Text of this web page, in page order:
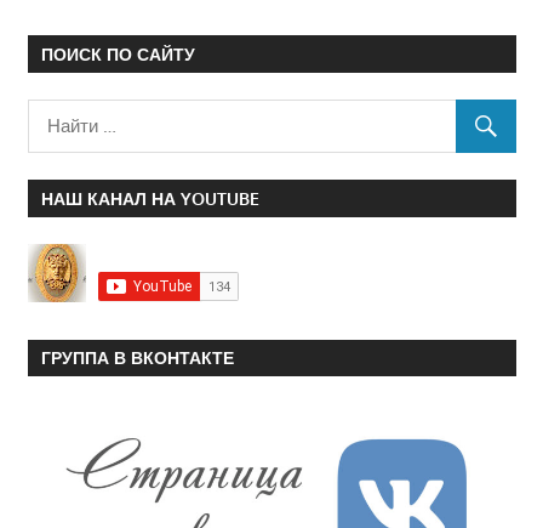
ПОИСК ПО САЙТУ
НАШ КАНАЛ НА YOUTUBE
ГРУППА В ВКОНТАКТЕ